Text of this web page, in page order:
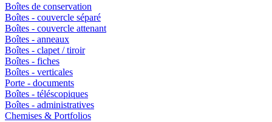
Boîtes de conservation
Boîtes - couvercle séparé
Boîtes - couvercle attenant
Boîtes - anneaux
Boîtes - clapet / tiroir
Boîtes - fiches
Boîtes - verticales
Porte - documents
Boîtes - téléscopiques
Boîtes - administratives
Chemises & Portfolios